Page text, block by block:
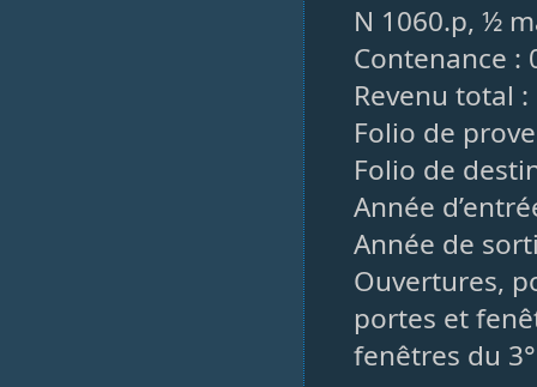
N 1060.p, ½
Contenance :
Revenu total
Folio de
Folio de
Année
Année de
Ouvertures,
portes et
fenêtres du